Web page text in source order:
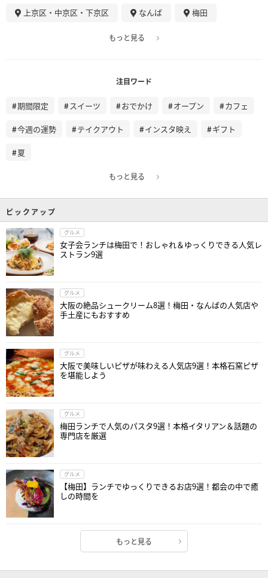
上京区・中京区・下京区 なんば 梅田
もっと見る
注目ワード
期間限定 スイーツ おでかけ オープン カフェ
今週の運勢 テイクアウト インスタ映え ギフト
夏
もっと見る
ピックアップ
グルメ
女子会ランチは梅田で！おしゃれ＆ゆっくりできる人気レ
ストラン9選
グルメ
大阪の絶品シュークリーム8選！梅田・なんばの人気店や
手土産にもおすすめ
グルメ
大阪で美味しいピザが味わえる人気店9選！本格石窯ピザ
を堪能しよう
グルメ
梅田ランチで人気のパスタ9選！本格イタリアン＆話題の
専門店を厳選
グルメ
【梅田】ランチでゆっくりできるお店9選！都会の中で癒
しの時間を
もっと見る